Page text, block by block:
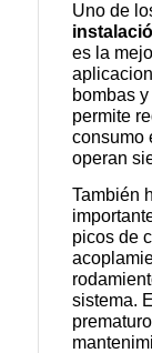
Uno de
es la
bombas
permite
consumo
operan
También
picos de
sistema.